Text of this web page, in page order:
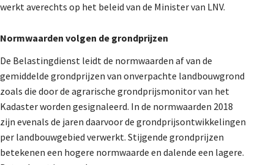
werkt averechts op het beleid van de Minister van LNV.
Normwaarden volgen de grondprijzen
De Belastingdienst leidt de normwaarden af van de
gemiddelde grondprijzen van onverpachte landbouwgrond
zoals die door de agrarische grondprijsmonitor van het
Kadaster worden gesignaleerd. In de normwaarden 2018
zijn evenals de jaren daarvoor de grondprijsontwikkelingen
per landbouwgebied verwerkt. Stijgende grondprijzen
betekenen een hogere normwaarde en dalende een lagere.